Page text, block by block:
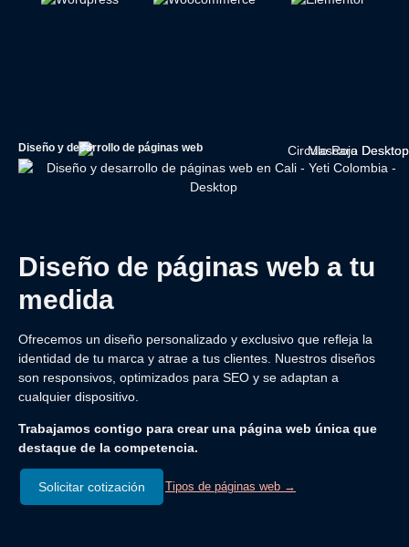
Diseño de páginas web a tu
medida
Ofrecemos un diseño personalizado y exclusivo que refleja la
identidad de tu marca y atrae a tus clientes. Nuestros diseños
son responsivos, optimizados para SEO y se adaptan a
cualquier dispositivo.
Trabajamos contigo para crear una página web única que
destaque de la competencia.
Solicitar cotización Tipos de páginas web →
Diseño y desarrollo de páginas web